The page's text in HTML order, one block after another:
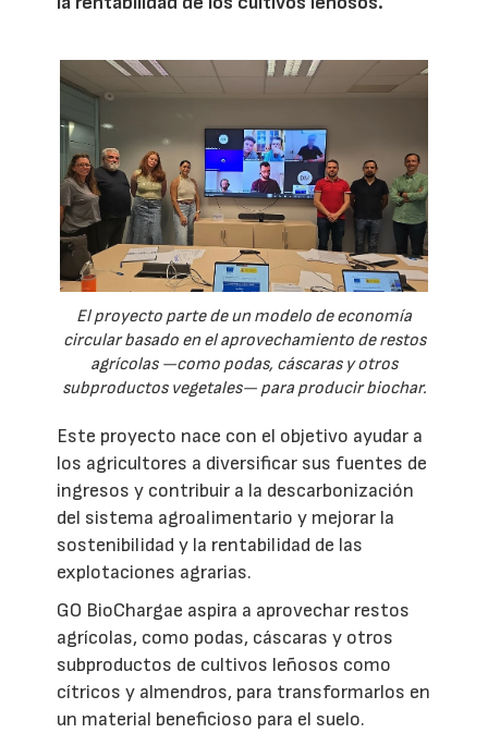
El proyecto parte de un modelo de economía
circular basado en el aprovechamiento de restos
agrícolas —como podas, cáscaras y otros
subproductos vegetales— para producir biochar.
Este proyecto nace con el objetivo ayudar a
los agricultores a diversificar sus fuentes de
ingresos y contribuir a la descarbonización
del sistema agroalimentario y mejorar la
sostenibilidad y la rentabilidad de las
explotaciones agrarias.
GO BioChargae aspira a aprovechar restos
agrícolas, como podas, cáscaras y otros
subproductos de cultivos leñosos como
cítricos y almendros, para transformarlos en
un material beneficioso para el suelo.